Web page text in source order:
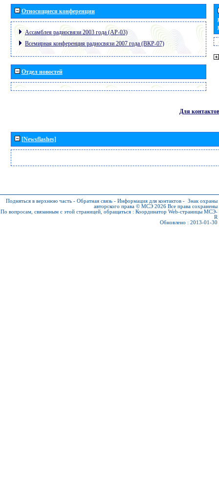
Относящиеся конференции
Ассамблея радиосвязи 2003 года (АР-03)
Всемирная конференция радиосвязи 2007 года (ВКР-07)
Отдел новостей
Для контактов
[Newsflashes]
Подняться в верхнюю часть - Обратная связь - Информация для контактов - Знак охраны
авторского права © МСЭ 2026 Все права сохранены
По вопросам, связанным с этой страницей, обращаться : Координатор Web-страницы МСЭ-
R
Обновлено : 2013-01-30